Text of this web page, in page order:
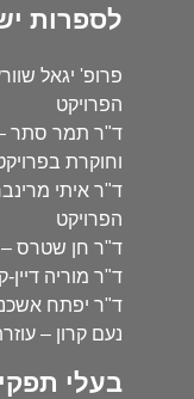
לספרות
פרופ' יגאל
הפרויקט
ד"ר תמר סתר –
וחוקרת
ד"ר איתי
הפרויקט
ד"ר חן שטרס –
ד"ר מוריה
ד"ר יפתח
נעם קרון –
בעלי